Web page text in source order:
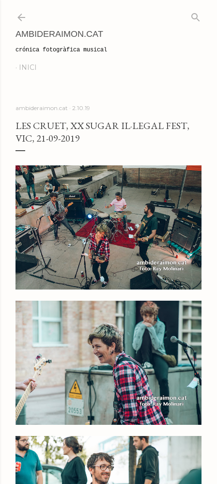
AMBIDERAIMON.CAT
crónica fotogràfica musical
INICI
ambideraimon.cat 2.10.19
LES CRUET, XX SUGAR IL·LEGAL FEST,
VIC, 21-09-2019